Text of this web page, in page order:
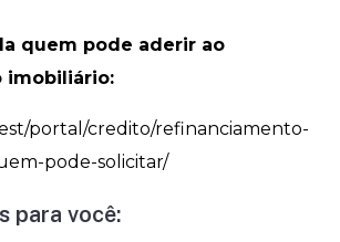
quem pode aderir ao
imobiliário:
portal/credito/refinanciamento-
pode-solicitar/
para você: